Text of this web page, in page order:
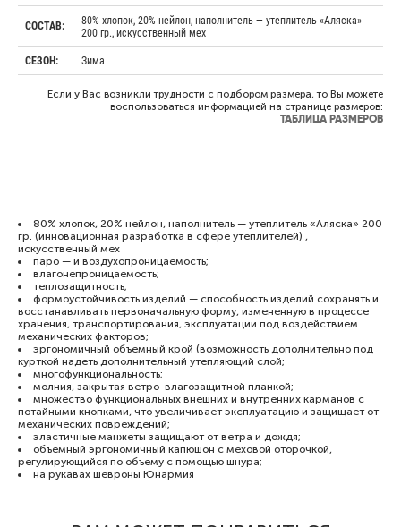
СОСТАВ:
80% хлопок, 20% нейлон, наполнитель — утеплитель «Аляска»
200 гр., искусственный мех
СЕЗОН: Зима
Если у Вас возникли трудности с подбором размера, то Вы можете
воспользоваться информацией на странице размеров:
ТАБЛИЦА РАЗМЕРОВ
80% хлопок, 20% нейлон, наполнитель — утеплитель «Аляска» 200
гр. (инновационная разработка в сфере утеплителей) ,
искусственный мех
паро — и воздухопроницаемость;
влагонепроницаемость;
теплозащитность;
формоустойчивость изделий — способность изделий сохранять и
восстанавливать первоначальную форму, измененную в процессе
хранения, транспортирования, эксплуатации под воздействием
механических факторов;
эргономичный объемный крой (возможность дополнительно под
курткой надеть дополнительный утепляющий слой;
многофункциональность;
молния, закрытая ветро-влагозащитной планкой;
множество функциональных внешних и внутренних карманов с
потайными кнопками, что увеличивает эксплуатацию и защищает от
механических повреждений;
эластичные манжеты защищают от ветра и дождя;
объемный эргономичный капюшон с меховой оторочкой,
регулирующийся по объему с помощью шнура;
на рукавах шевроны Юнармия